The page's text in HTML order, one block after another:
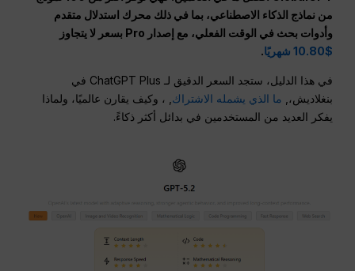
من نماذج الذكاء الاصطناعي، بما في ذلك محرك استدلال متقدم
وأدوات بحث في الوقت الفعلي، مع إصدار Pro بسعر لا يتجاوز
$10.80 شهريًا
.
في هذا الدليل، ستجد السعر الدقيق لـ ChatGPT Plus في
بنغلاديش،, ما الذي يشمله الاشتراك , ، وكيف يقارن عالميًا، ولماذا
يفكر العديد من المستخدمين في بدائل أكثر ذكاءً.